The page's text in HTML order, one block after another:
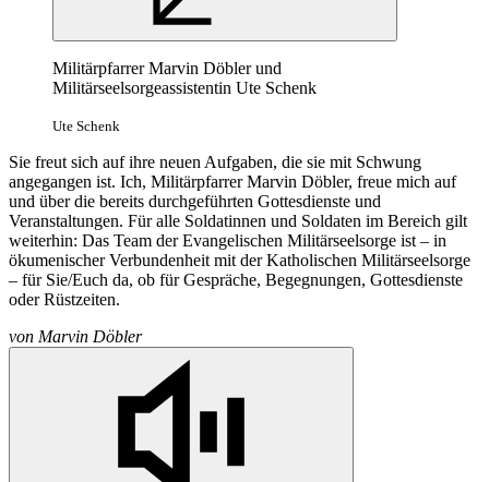
Militärpfarrer Marvin Döbler und
Militärseelsorgeassistentin Ute Schenk
Ute Schenk
Sie freut sich auf ihre neuen Aufgaben, die sie mit Schwung
angegangen ist. Ich, Militärpfarrer Marvin Döbler, freue mich auf
und über die bereits durchgeführten Gottesdienste und
Veranstaltungen. Für alle Soldatinnen und Soldaten im Bereich gilt
weiterhin: Das Team der Evangelischen Militärseelsorge ist – in
ökumenischer Verbundenheit mit der Katholischen Militärseelsorge
– für Sie/Euch da, ob für Gespräche, Begegnungen, Gottesdienste
oder Rüstzeiten.
von Marvin Döbler